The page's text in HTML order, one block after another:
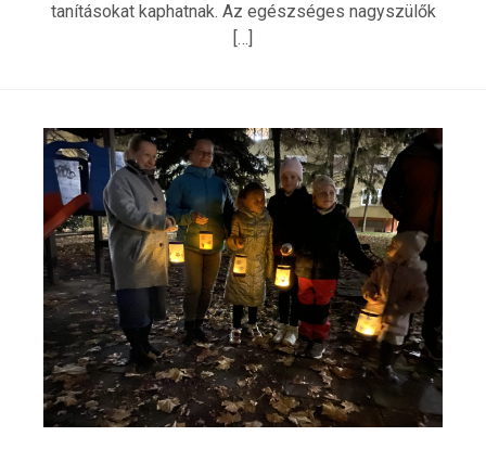
tanításokat kaphatnak. Az egészséges nagyszülők
[…]